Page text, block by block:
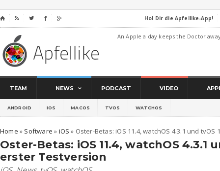
⌂     Hol Dir die Apfellike-App!
An Apple a day keeps the Doctor
TEAM NEWS PODCAST VIDEO
ANDROID IOS MACOS TVOS WATCHOS
Home » Software » iOS » Oster-Betas: iOS 11.4, watchOS 4.3.1 und
Oster-Betas: iOS 11.4, watchOS 4.3.1
erster Testversion